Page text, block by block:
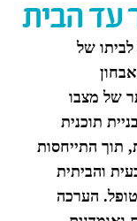
עד הבית
של
של מצבו
תוכנית
תוך התייחסות
והביתית
הערכה